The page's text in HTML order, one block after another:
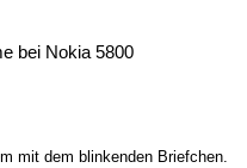
bei Nokia 5800
mit dem blinkenden Briefchen.